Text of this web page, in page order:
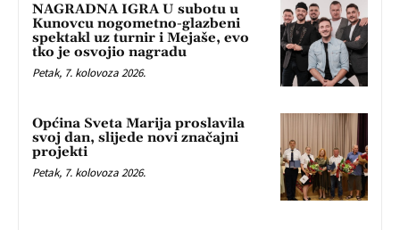
NAGRADNA IGRA U subotu u
Kunovcu nogometno-glazbeni
spektakl uz turnir i Mejaše, evo
tko je osvojio nagradu
Petak, 7. kolovoza 2026.
Općina Sveta Marija proslavila
svoj dan, slijede novi značajni
projekti
Petak, 7. kolovoza 2026.